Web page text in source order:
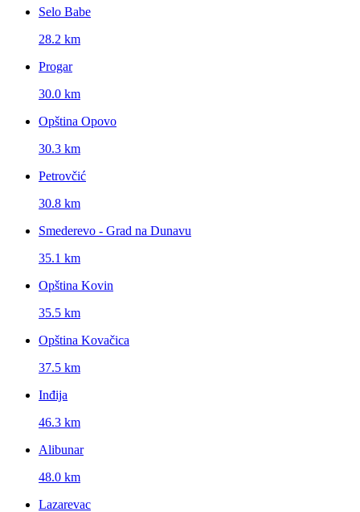
Selo Babe
28.2 km
Progar
30.0 km
Opština Opovo
30.3 km
Petrovčić
30.8 km
Smederevo - Grad na Dunavu
35.1 km
Opština Kovin
35.5 km
Opština Kovačica
37.5 km
Inđija
46.3 km
Alibunar
48.0 km
Lazarevac